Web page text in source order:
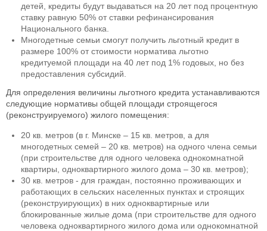
детей, кредиты будут выдаваться на 20 лет под процентную
ставку равную 50% от ставки рефинансирования
Национального банка.
Многодетные семьи смогут получить льготный кредит в
размере 100% от стоимости норматива льготно
кредитуемой площади на 40 лет под 1% годовых, но без
предоставления субсидий.
Для определения величины льготного кредита устанавливаются
следующие нормативы общей площади строящегося
(реконструируемого) жилого помещения:
20 кв. метров (в г. Минске – 15 кв. метров, а для
многодетных семей – 20 кв. метров) на одного члена семьи
(при строительстве для одного человека однокомнатной
квартиры, одноквартирного жилого дома – 30 кв. метров);
30 кв. метров - для граждан, постоянно проживающих и
работающих в сельских населенных пунктах и строящих
(реконструирующих) в них одноквартирные или
блокированные жилые дома (при строительстве для одного
человека одноквартирного жилого дома или однокомнатной